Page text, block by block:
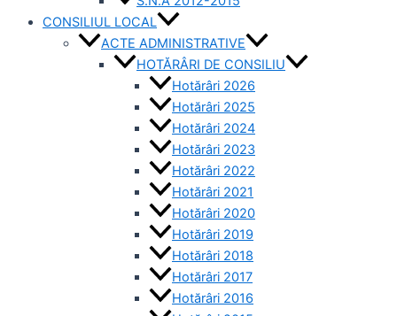
CONSILIUL LOCAL
ACTE ADMINISTRATIVE
HOTĂRÂRI DE CONSILIU
Hotărâri 2026
Hotărâri 2025
Hotărâri 2024
Hotărâri 2023
Hotărâri 2022
Hotărâri 2021
Hotărâri 2020
Hotărâri 2019
Hotărâri 2018
Hotărâri 2017
Hotărâri 2016